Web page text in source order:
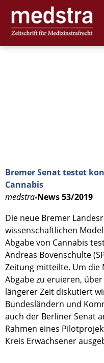
Bremer Senat testet
Cannabis
medstra-News 53/2019
Die neue Bremer
wissenschaftlichen
Abgabe von Cannabis
Andreas Bovenschulte
Zeitung mitteilte. Um die
Abgabe zu eruieren,
längerer Zeit diskutiert
Bundesländern und
auch der Berliner Senat
Rahmen eines
Kreis Erwachsener